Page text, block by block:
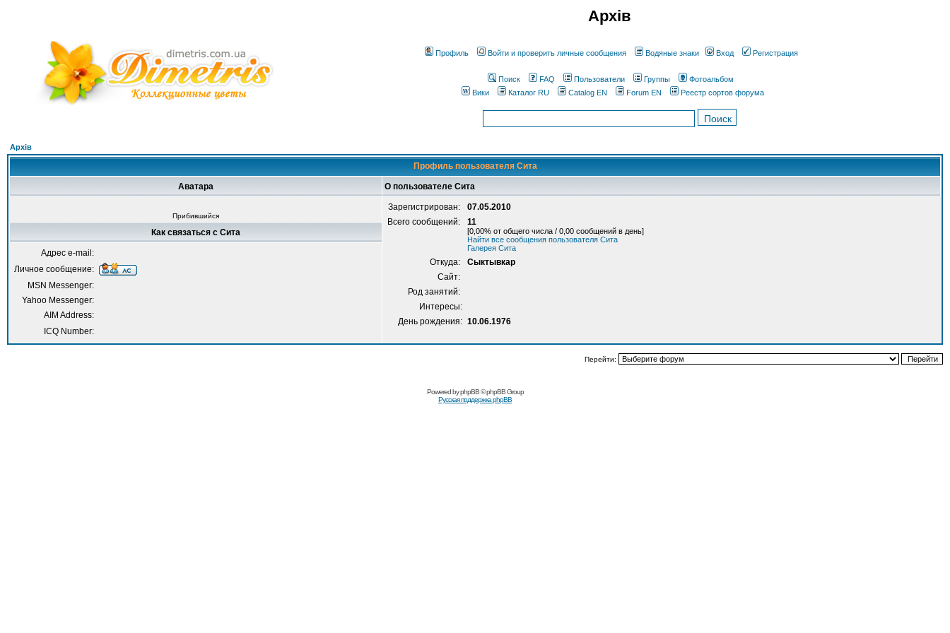
Архів
Профиль Войти и проверить личные сообщения Водяные знаки Вход Регистрация
Поиск FAQ Пользователи Группы
Фотоальбом
Вики
Каталог RU Catalog EN Forum EN Реестр сортов форума
Архів
Профиль пользователя Сита
Аватара О пользователе Сита
Прибившийся
Зарегистрирован:
07.05.2010
Всего сообщений:
11
[0,00% от общего числа / 0,00 сообщений в день]
Найти все сообщения пользователя Сита
Галерея Сита
Откуда:
Сыктывкар
Сайт:
Род занятий:
Интересы:
День рождения: 10.06.1976
Как связаться с Сита
Адрес e-mail:
Личное сообщение:
MSN Messenger:
Yahoo Messenger:
AIM Address:
ICQ Number:
Перейти:
Powered byphpBB© phpBB Group
Русская поддержка phpBB